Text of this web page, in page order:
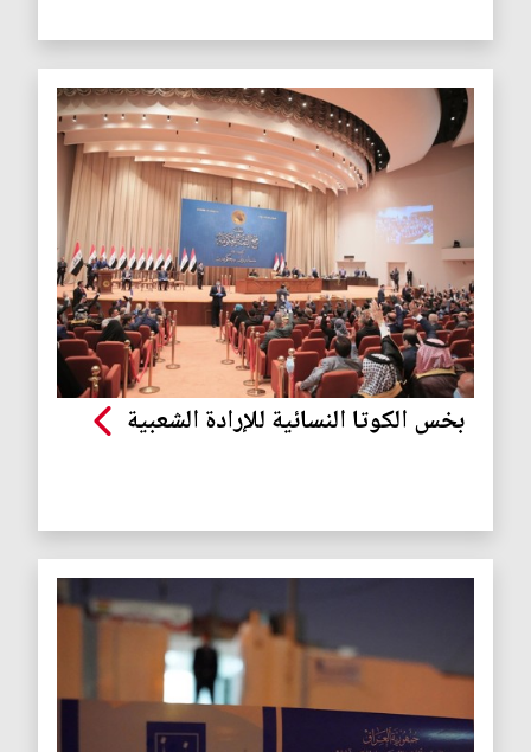
بخس الكوتا النسائية للإرادة الشعبية